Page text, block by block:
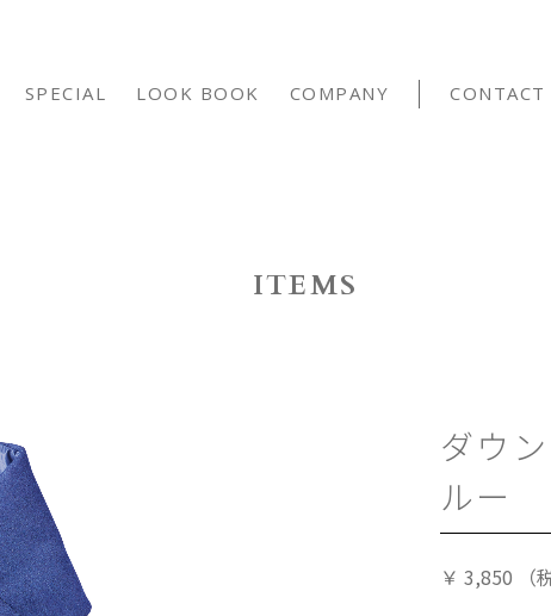
SPECIAL LOOK BOOK COMPANY CONTACT
ITEMS
ダウ
ルー
￥ 3,850 （